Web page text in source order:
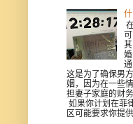
这是为了确保男
姻，因为在一些
担妻子家庭的财
如果你计划在菲
区可能要求你提